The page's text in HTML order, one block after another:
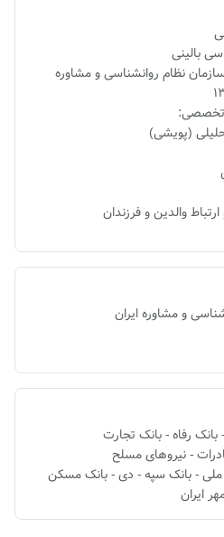
بالینی
سازمان نظام روانشناسی و مشاوره
تخصصی:
(پویشی)
والدین و فرزندان
و مشاوره ایران
-بانک رفاه-بانک تجارت
-نیروهای مسلح
-بانک سپه- دی-بانک مسکن
ایران